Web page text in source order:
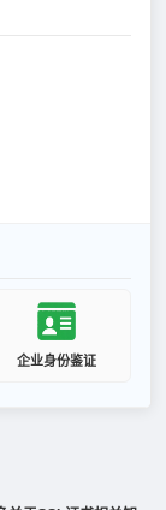
企业身份鉴证